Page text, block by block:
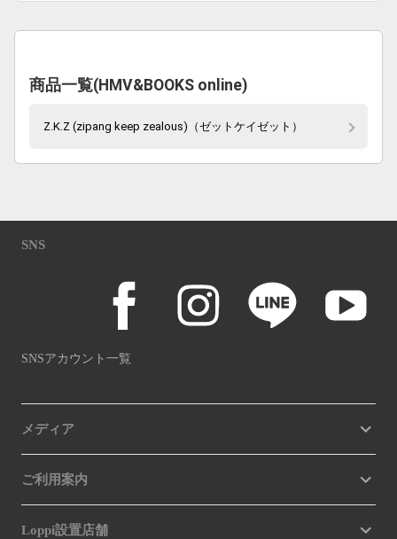
商品一覧(HMV&BOOKS online)
Z.K.Z (zipang keep zealous)（ゼットケイゼット）
SNS
SNSアカウント一覧
メディア
ご利用案内
Loppi設置店舗